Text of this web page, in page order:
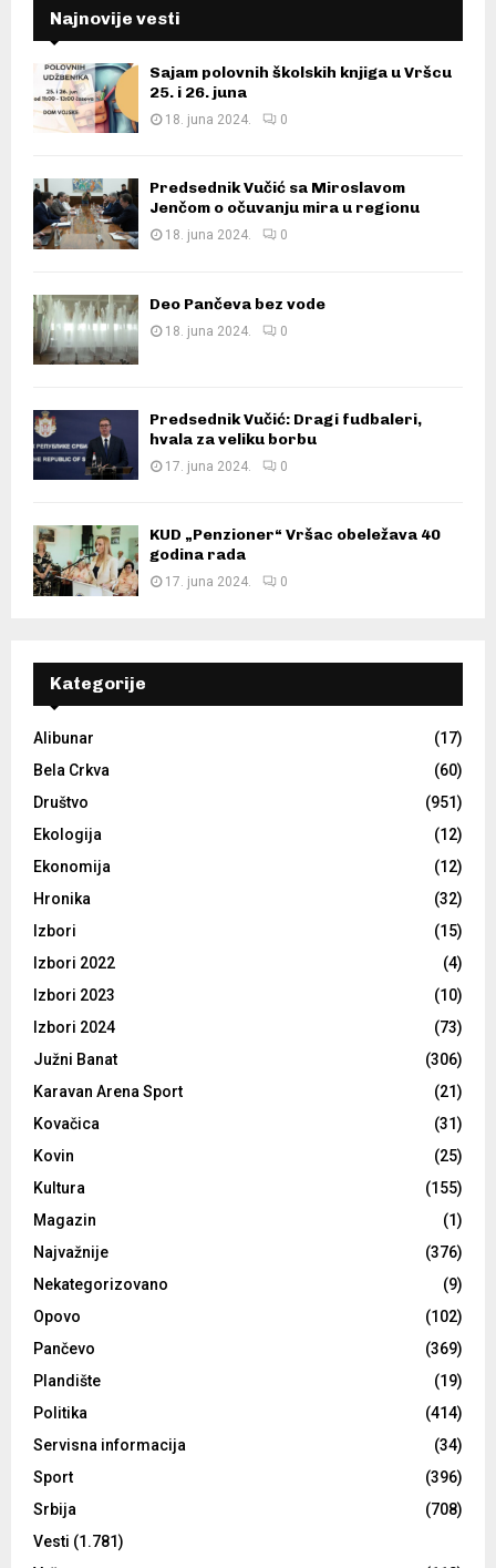
Najnovije vesti
Sajam polovnih školskih knjiga u Vršcu
25. i 26. juna
18. juna 2024. 0
Predsednik Vučić sa Miroslavom
Jenčom o očuvanju mira u regionu
18. juna 2024. 0
Deo Pančeva bez vode
18. juna 2024. 0
Predsednik Vučić: Dragi fudbaleri,
hvala za veliku borbu
17. juna 2024. 0
KUD „Penzioner“ Vršac obeležava 40
godina rada
17. juna 2024. 0
Kategorije
Alibunar
(17)
Bela Crkva
(60)
Društvo
(951)
Ekologija
(12)
Ekonomija
(12)
Hronika
(32)
Izbori
(15)
Izbori 2022
(4)
Izbori 2023
(10)
Izbori 2024
(73)
Južni Banat
(306)
Karavan Arena Sport
(21)
Kovačica
(31)
Kovin
(25)
Kultura
(155)
Magazin
(1)
Najvažnije
(376)
Nekategorizovano
(9)
Opovo
(102)
Pančevo
(369)
Plandište
(19)
Politika
(414)
Servisna informacija
(34)
Sport
(396)
Srbija
(708)
Vesti (1.781)